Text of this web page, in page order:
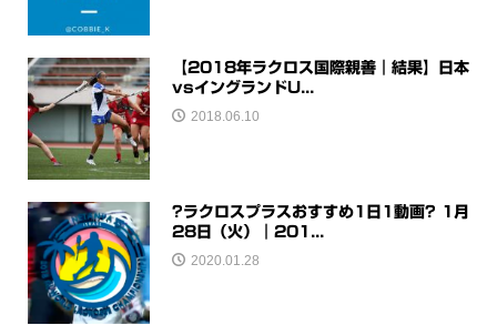
【2018年ラクロス国際親善｜結果】日本
vsイングランドU...
2018.06.10
?ラクロスプラスおすすめ1日1動画? 1月
28日（火）｜201...
2020.01.28